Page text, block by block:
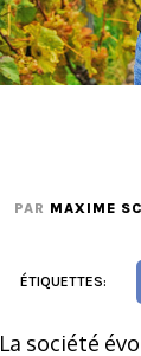
PAR MAXIME
ÉTIQUETTES:
La société